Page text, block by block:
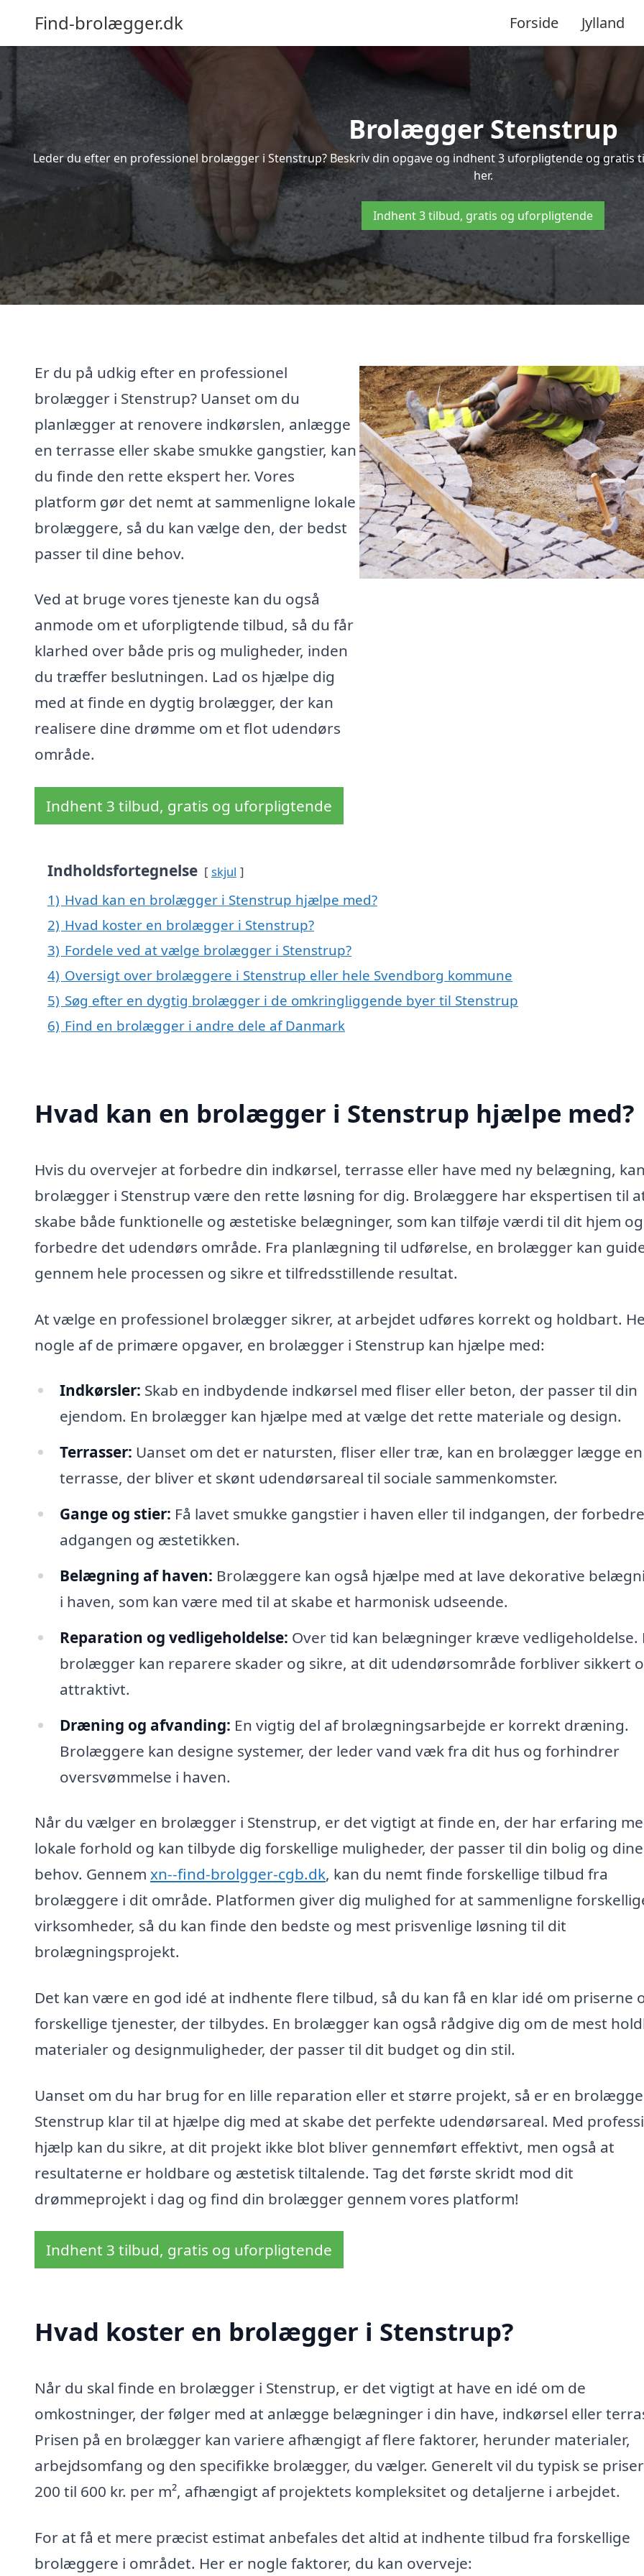
Find-brolægger.dk Forside Jylland
Brolægger Stenstrup
Leder du efter en professionel brolægger i Stenstrup? Beskriv din opgave og indhent 3 uforpligtende og
her.
Indhent 3 tilbud, gratis og uforpligtende
Er du på udkig efter en professionel
brolægger i Stenstrup? Uanset om du
planlægger at renovere indkørslen, anlægge
en terrasse eller skabe smukke gangstier, kan
du finde den rette ekspert her. Vores
platform gør det nemt at sammenligne lokale
brolæggere, så du kan vælge den, der bedst
passer til dine behov.
Ved at bruge vores tjeneste kan du også
anmode om et uforpligtende tilbud, så du får
klarhed over både pris og muligheder, inden
du træffer beslutningen. Lad os hjælpe dig
med at finde en dygtig brolægger, der kan
realisere dine drømme om et flot udendørs
område.
Indhent 3 tilbud, gratis og uforpligtende
Indholdsfortegnelse skjul
1) Hvad kan en brolægger i Stenstrup hjælpe med?
2) Hvad koster en brolægger i Stenstrup?
3) Fordele ved at vælge brolægger i Stenstrup?
4) Oversigt over brolæggere i Stenstrup eller hele Svendborg kommune
5) Søg efter en dygtig brolægger i de omkringliggende byer til Stenstrup
6) Find en brolægger i andre dele af Danmark
Hvad kan en brolægger i Stenstrup hjælpe med?
Hvis du overvejer at forbedre din indkørsel, terrasse eller have med ny belægning,
brolægger i Stenstrup være den rette løsning for dig. Brolæggere har ekspertisen til
skabe både funktionelle og æstetiske belægninger, som kan tilføje værdi til dit hjem og
forbedre det udendørs område. Fra planlægning til udførelse, en brolægger kan
gennem hele processen og sikre et tilfredsstillende resultat.
At vælge en professionel brolægger sikrer, at arbejdet udføres korrekt og holdbart.
nogle af de primære opgaver, en brolægger i Stenstrup kan hjælpe med:
Indkørsler: Skab en indbydende indkørsel med fliser eller beton, der passer til din
ejendom. En brolægger kan hjælpe med at vælge det rette materiale og design.
Terrasser: Uanset om det er natursten, fliser eller træ, kan en brolægger lægge en
terrasse, der bliver et skønt udendørsareal til sociale sammenkomster.
Gange og stier: Få lavet smukke gangstier i haven eller til indgangen, der
adgangen og æstetikken.
Belægning af haven: Brolæggere kan også hjælpe med at lave dekorative
i haven, som kan være med til at skabe et harmonisk udseende.
Reparation og vedligeholdelse: Over tid kan belægninger kræve vedligeholdelse.
brolægger kan reparere skader og sikre, at dit udendørsområde forbliver sikkert
attraktivt.
Dræning og afvanding: En vigtig del af brolægningsarbejde er korrekt dræning.
Brolæggere kan designe systemer, der leder vand væk fra dit hus og forhindrer
oversvømmelse i haven.
Når du vælger en brolægger i Stenstrup, er det vigtigt at finde en, der har erfaring
lokale forhold og kan tilbyde dig forskellige muligheder, der passer til din bolig og dine
behov. Gennem xn--find-brolgger-cgb.dk, kan du nemt finde forskellige tilbud fra
brolæggere i dit område. Platformen giver dig mulighed for at sammenligne
virksomheder, så du kan finde den bedste og mest prisvenlige løsning til dit
brolægningsprojekt.
Det kan være en god idé at indhente flere tilbud, så du kan få en klar idé om priserne
forskellige tjenester, der tilbydes. En brolægger kan også rådgive dig om de mest
materialer og designmuligheder, der passer til dit budget og din stil.
Uanset om du har brug for en lille reparation eller et større projekt, så er en
Stenstrup klar til at hjælpe dig med at skabe det perfekte udendørsareal. Med
hjælp kan du sikre, at dit projekt ikke blot bliver gennemført effektivt, men også at
resultaterne er holdbare og æstetisk tiltalende. Tag det første skridt mod dit
drømmeprojekt i dag og find din brolægger gennem vores platform!
Indhent 3 tilbud, gratis og uforpligtende
Hvad koster en brolægger i Stenstrup?
Når du skal finde en brolægger i Stenstrup, er det vigtigt at have en idé om de
omkostninger, der følger med at anlægge belægninger i din have, indkørsel eller
Prisen på en brolægger kan variere afhængigt af flere faktorer, herunder materialer,
arbejdsomfang og den specifikke brolægger, du vælger. Generelt vil du typisk se
200 til 600 kr. per m², afhængigt af projektets kompleksitet og detaljerne i arbejdet.
For at få et mere præcist estimat anbefales det altid at indhente tilbud fra forskellige
brolæggere i området. Her er nogle faktorer, du kan overveje: